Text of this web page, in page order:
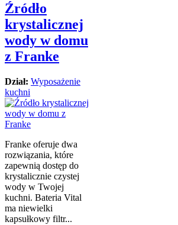
Źródło
krystalicznej
wody w domu
z Franke
Dział: Wyposażenie
kuchni
Franke oferuje dwa
rozwiązania, które
zapewnią dostęp do
krystalicznie czystej
wody w Twojej
kuchni. Bateria Vital
ma niewielki
kapsułkowy filtr...